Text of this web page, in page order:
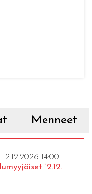
Menneet
12.12.2026 14:00
12.12.